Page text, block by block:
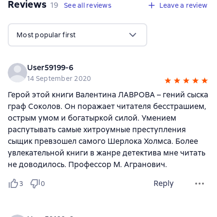
Reviews 19 reviews
19 See all reviews Leave a review
Most popular first
User59199-6
14 September 2020
Герой этой книги Валентина ЛАВРОВА – гений сыска
граф Соколов. Он поражает читателя бесстрашием,
острым умом и богатыркой силой. Умением
распутывать самые хитроумные преступления
сыщик превзошел самого Шерлока Холмса. Более
увлекательной книги в жанре детектива мне читать
не доводилось. Профессор М. Агранович.
3 0 Reply